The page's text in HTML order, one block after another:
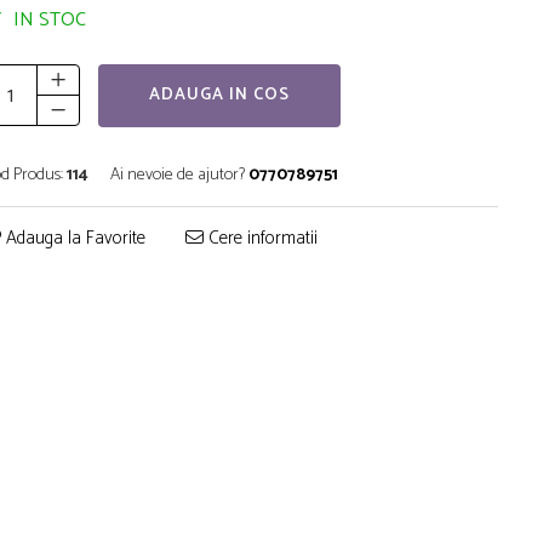
IN STOC
ADAUGA IN COS
Produs:114 Ai nevoie de ajutor?0770789751
Adauga la Favorite Cere informatii